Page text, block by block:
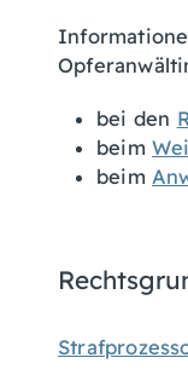
bei den
beim
beim